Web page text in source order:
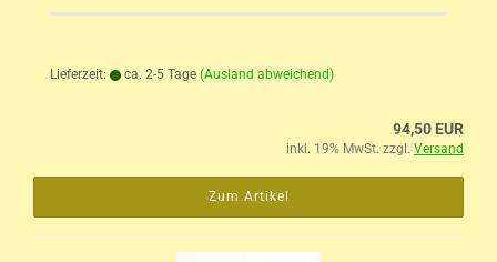
Lieferzeit: ca. 2-5 Tage (Ausland abweichend)
94,50 EUR
inkl. 19% MwSt. zzgl. Versand
Zum Artikel